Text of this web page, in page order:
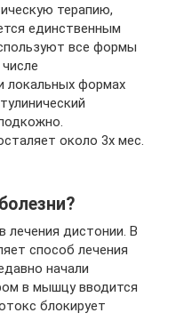
терапию,
единственным
все формы
локальных формах
около 3х мес.
лечения дистонии. В
способ лечения
начали
в мышцу вводится
блокирует